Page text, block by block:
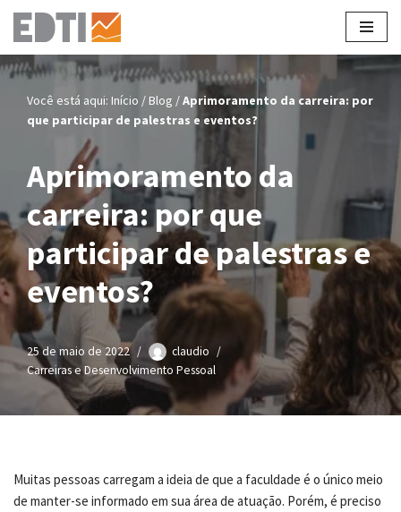
Pular
para
Você está aqui: Início / Blog /Aprimoramento da carreira: por
que participar de palestras e eventos?
Aprimoramento da
carreira: por que
participar de palestras e
eventos?
25 de maio de 2022
claudio
Carreiras e Desenvolvimento Pessoal
Muitas pessoas carregam a ideia de que a faculdade é o único meio
de manter-se informado em sua área de atuação. Porém, é preciso